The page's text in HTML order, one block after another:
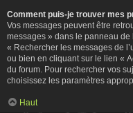
Comment puis-je trouver mes
Vos messages peuvent être
messages » dans le panneau de
« Rechercher les messages de
ou bien en cliquant sur le lien «
du forum. Pour rechercher vos
choisissez les paramètres
Haut